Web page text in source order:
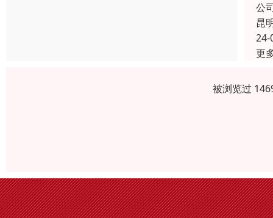
公
昆
24-
更
被浏览过